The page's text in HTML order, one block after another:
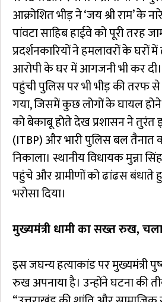
आक्रोशित भीड़ ने ‘जय श्री राम’ के
पांवटा साहिब हाईवे को पूरी तरह
प्रदर्शनकारियों ने हमलावरों के
आरोपी के घर में आगजनी भी कर
पहुंची पुलिस पर भी भीड़ की तरफ से
गया, जिसमें कुछ लोगों के घायल
को बेकाबू होते देख प्रशासन ने तुरंत
(ITBP) और भारी पुलिस बल तैनात
निकाला। स्थानीय विधायक मुन्ना
पहुंचे और ग्रामीणों को ढांढस बंधाते
भरोसा दिया।
मुख्यमंत्री धामी का सख्त रुख,
इस जघन्य हत्याकांड पर मुख्यमंत्री
रुख अपनाया है। उन्होंने घटना की